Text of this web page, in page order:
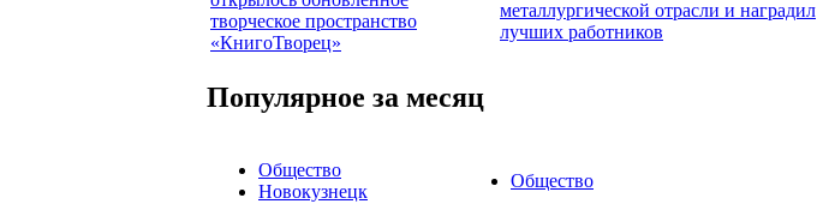
творческое пространство
«КнигоТворец»
металлургической отрасли и наградил
лучших работников
Популярное за месяц
Общество
Новокузнецк
Общество